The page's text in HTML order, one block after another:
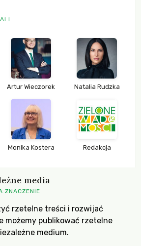
Artur Wieczorek Natalia Rudzka
Monika Kostera Redakcja
media
ZNACZENIE
rzetelne treści i rozwijać
możemy publikować rzetelne
medium.